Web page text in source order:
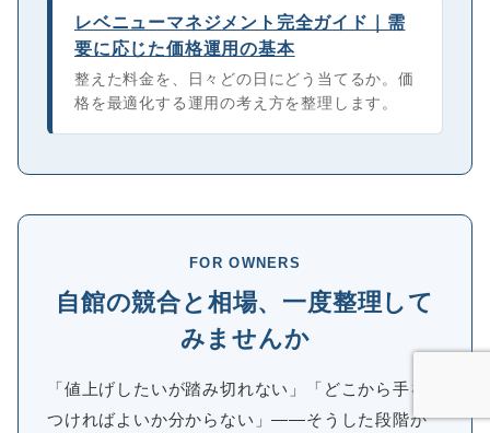
レベニューマネジメント完全ガイド｜需
要に応じた価格運用の基本
整えた料金を、日々どの日にどう当てるか。価
格を最適化する運用の考え方を整理します。
FOR OWNERS
自館の競合と相場、一度整理して
みませんか
「値上げしたいが踏み切れない」「どこから手を
つければよいか分からない」――そうした段階か